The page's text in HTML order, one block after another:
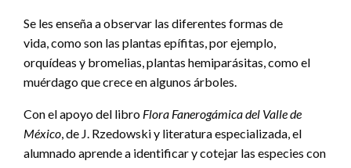
Se les enseña a observar las diferentes formas de
vida, como son las plantas epífitas, por ejemplo,
orquídeas y bromelias, plantas hemiparásitas, como el
muérdago que crece en algunos árboles.
Con el apoyo del libro Flora Fanerogámica del Valle de
México, de J. Rzedowski y literatura especializada, el
alumnado aprende a identificar y cotejar las especies con